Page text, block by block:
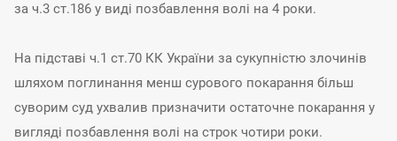
за ч.3 ст.186 у виді позбавлення волі на 4 роки.
На підставі ч.1 ст.70 КК України за сукупністю злочинів
шляхом поглинання менш сурового покарання більш
суворим суд ухвалив призначити остаточне покарання у
вигляді позбавлення волі на строк чотири роки.